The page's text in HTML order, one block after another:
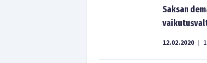
Saksan
12.02.2020 |